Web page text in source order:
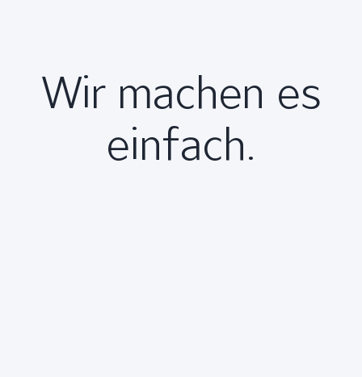
Wir machen es
einfach.